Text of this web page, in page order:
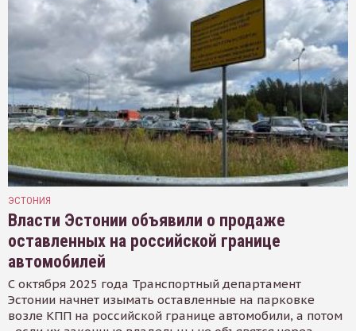
ЭСТОНИЯ
Власти Эстонии объявили о продаже
оставленных на российской границе
автомобилей
С октября 2025 года Транспортный департамент
Эстонии начнет изымать оставленные на парковке
возле КПП на российской границе автомобили, а потом